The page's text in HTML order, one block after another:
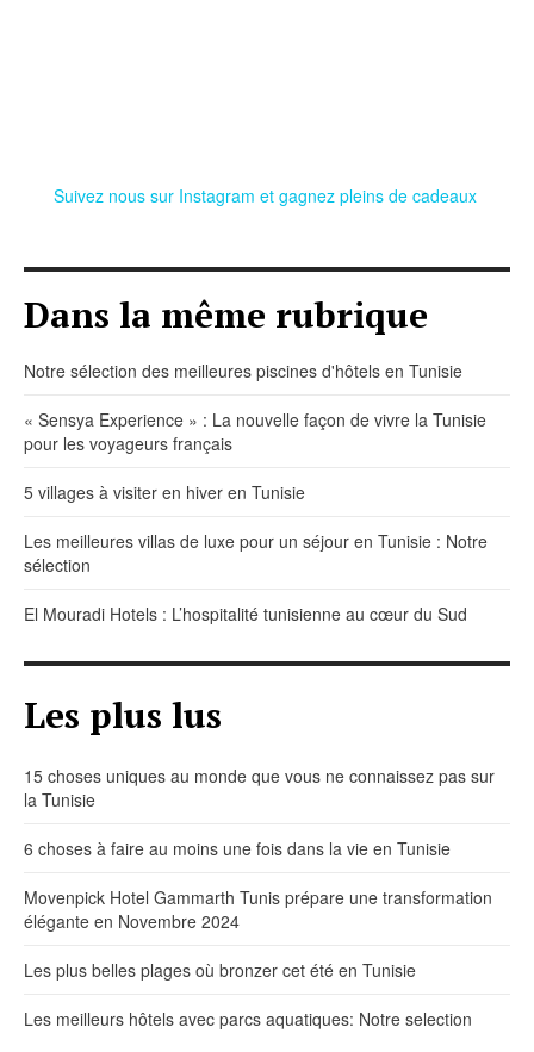
Suivez nous sur Instagram et gagnez pleins de cadeaux
Dans la même rubrique
Notre sélection des meilleures piscines d'hôtels en Tunisie
« Sensya Experience » : La nouvelle façon de vivre la Tunisie
pour les voyageurs français
5 villages à visiter en hiver en Tunisie
Les meilleures villas de luxe pour un séjour en Tunisie : Notre
sélection
El Mouradi Hotels : L’hospitalité tunisienne au cœur du Sud
Les plus lus
15 choses uniques au monde que vous ne connaissez pas sur
la Tunisie
6 choses à faire au moins une fois dans la vie en Tunisie
Movenpick Hotel Gammarth Tunis prépare une transformation
élégante en Novembre 2024
Les plus belles plages où bronzer cet été en Tunisie
Les meilleurs hôtels avec parcs aquatiques: Notre selection